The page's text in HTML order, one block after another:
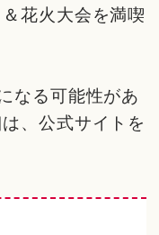
花火大会を満喫
なる可能性があ
、公式サイトを